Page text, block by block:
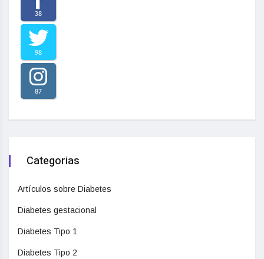
38
98
87
Categorias
Artículos sobre Diabetes
Diabetes gestacional
Diabetes Tipo 1
Diabetes Tipo 2